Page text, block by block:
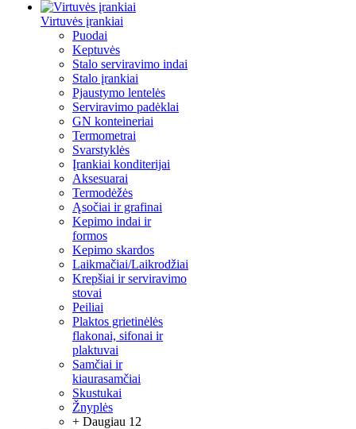
Virtuvės įrankiai
Puodai
Keptuvės
Stalo serviravimo indai
Stalo įrankiai
Pjaustymo lentelės
Serviravimo padėklai
GN konteineriai
Termometrai
Svarstyklės
Įrankiai konditerijai
Aksesuarai
Termodėžės
Ąsočiai ir grafinai
Kepimo indai ir
formos
Kepimo skardos
Laikmačiai/Laikrodžiai
Krepšiai ir serviravimo
stovai
Peiliai
Plaktos grietinėlės
flakonai, sifonai ir
plaktuvai
Samčiai ir
kiaurasamčiai
Skustukai
Žnyplės
+ Daugiau 12